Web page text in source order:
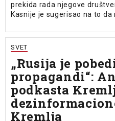
prekida rada njegove
Kasnije je sugerisao na to da
SVET
„Rusija je
propagandi“:
podkasta
Kremlja